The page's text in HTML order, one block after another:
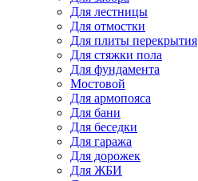
Для лестницы
Для отмостки
Для плиты перекрытия
Для стяжки пола
Для фундамента
Мостовой
Для армопояса
Для бани
Для беседки
Для гаража
Для дорожек
Для ЖБИ